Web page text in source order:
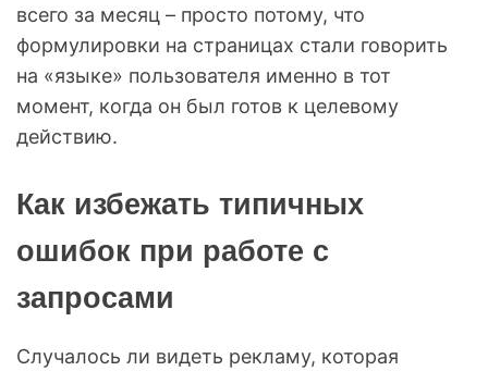
всего за месяц – просто потому, что
формулировки на страницах стали говорить
на «языке» пользователя именно в тот
момент, когда он был готов к целевому
действию.
Как избежать типичных
ошибок при работе с
запросами
Случалось ли видеть рекламу, которая